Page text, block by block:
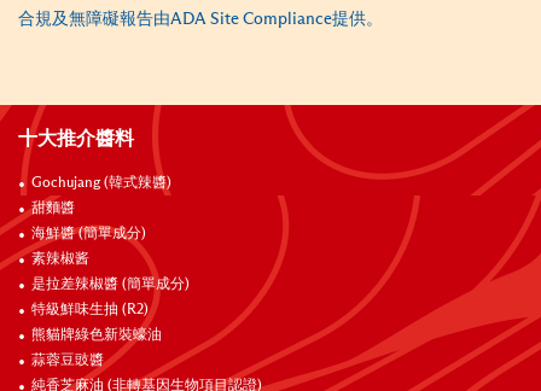
合規及無障礙報告由ADA Site Compliance提供。
十大推介醬料
Gochujang (韓式辣醬)
甜麵醬
海鮮醬 (簡單成分)
素辣椒酱
是拉差辣椒醬 (簡單成分)
特級鮮味生抽 (R2)
熊貓牌綠色新裝蠔油
蒜蓉豆豉醬
純香芝麻油 (非轉基因生物項目認證)